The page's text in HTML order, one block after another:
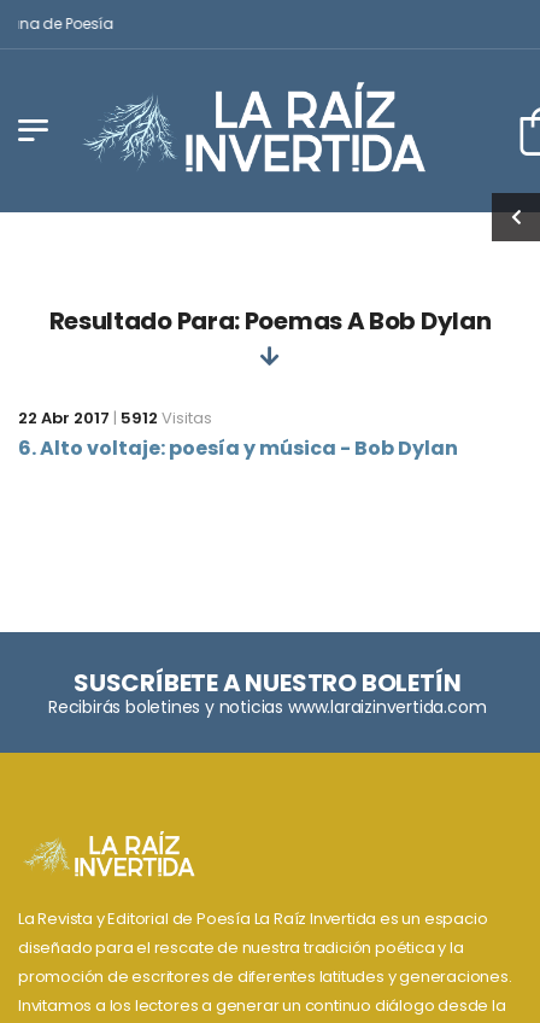
de Poesía
Resultado Para: Poemas A Bob Dylan
22 Abr 2017 | 5912 Visitas
6. Alto voltaje: poesía y música - Bob Dylan
SUSCRÍBETE A NUESTRO BOLETÍN
Recibirás boletines y noticias www.laraizinvertida.com
La Revista y Editorial de Poesía La Raíz Invertida es un espacio
diseñado para el rescate de nuestra tradición poética y la
promoción de escritores de diferentes latitudes y generaciones.
Invitamos a los lectores a generar un continuo diálogo desde la